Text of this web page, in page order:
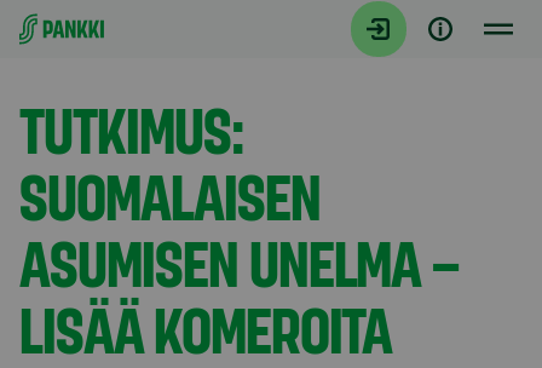
Siirry suoraan sisältöön
Tiedotteet
TUTKIMUS:
SUOMALAISEN
ASUMISEN UNELMA –
LISÄÄ KOMEROITA